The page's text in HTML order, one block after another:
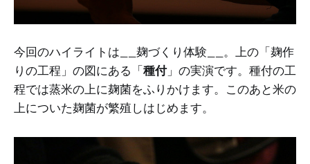
今回のハイライトは__麹づくり体験__。上の「麹作
りの工程」の図にある「種付」の実演です。種付の工
程では蒸米の上に麹菌をふりかけます。このあと米の
上についた麹菌が繁殖しはじめます。